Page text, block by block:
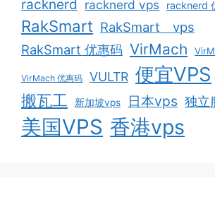
racknerd racknerd vps racknerd
RakSmart RakSmart vps
RakSmart 优惠码 VirMach
VirMach 优惠码 VULTR 便宜VPS
搬瓦工
新加坡vps 日本vps 独立
美国VPS 香港vps